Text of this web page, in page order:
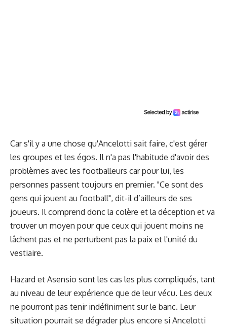
Car s'il y a une chose qu'Ancelotti sait faire, c'est gérer
les groupes et les égos. Il n'a pas l'habitude d'avoir des
problèmes avec les footballeurs car pour lui, les
personnes passent toujours en premier. "Ce sont des
gens qui jouent au football", dit-il d’ailleurs de ses
joueurs. Il comprend donc la colère et la déception et va
trouver un moyen pour que ceux qui jouent moins ne
lâchent pas et ne perturbent pas la paix et l'unité du
vestiaire.
Hazard et Asensio sont les cas les plus compliqués, tant
au niveau de leur expérience que de leur vécu. Les deux
ne pourront pas tenir indéfiniment sur le banc. Leur
situation pourrait se dégrader plus encore si Ancelotti